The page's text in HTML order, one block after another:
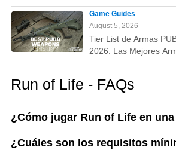
Completa (Fácil y
Rápido)
Game Guides
August 5, 2026
Tier List de Armas
2026: Las Mejores
Run of Life - FAQs
¿Cómo jugar Run of Life en
¿Cuáles son los requisitos